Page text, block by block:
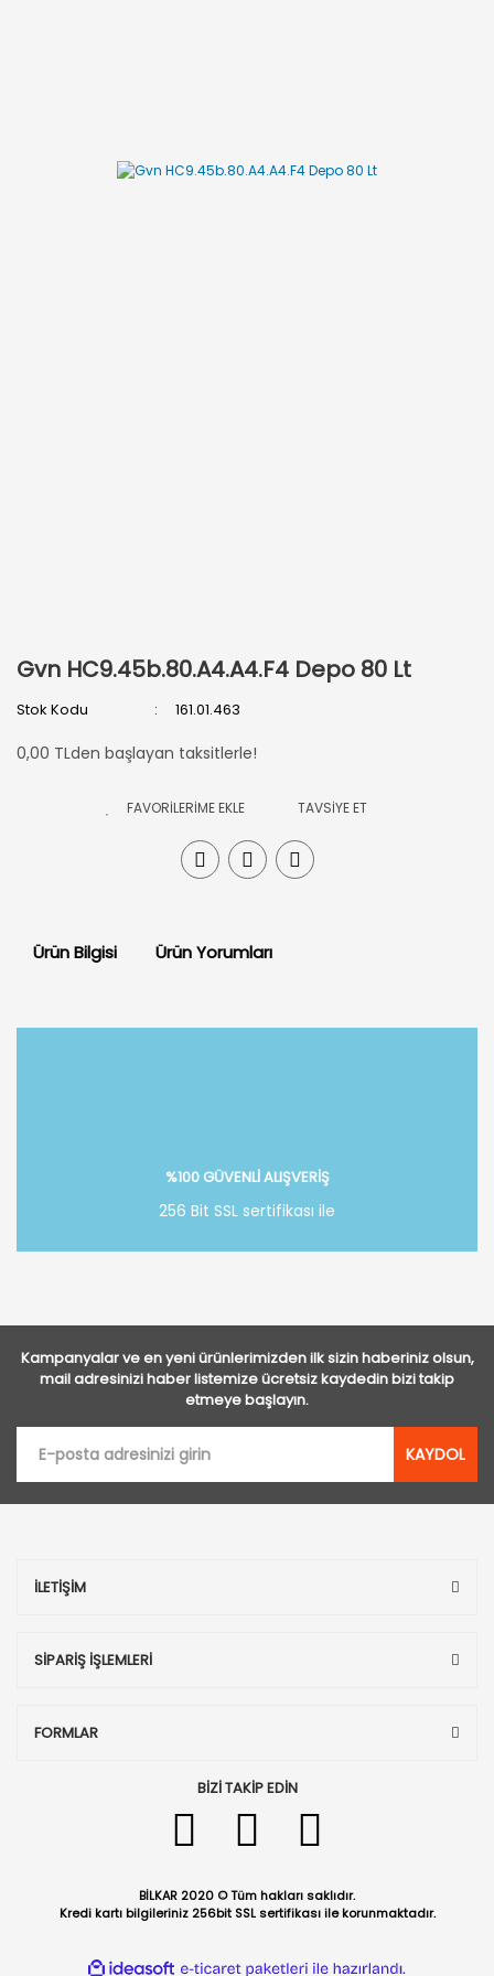
Gvn HC9.45b.80.A4.A4.F4 Depo 80 Lt
Stok Kodu 161.01.463
0,00 TLden başlayan taksitlerle!
TAVSİYE ET
Ürün Bilgisi Ürün Yorumları
%100 GÜVENLİ ALIŞVERİŞ
256 Bit SSL sertifikası ile
Kampanyalar ve en yeni ürünlerimizden ilk sizin haberiniz olsun,
mail adresinizi haber listemize ücretsiz kaydedin bizi takip
etmeye başlayın.
KAYDOL
İLETİŞİM
SİPARİŞ İŞLEMLERİ
FORMLAR
BİZİ TAKİP EDİN
BİLKAR 2020 © Tüm hakları saklıdır.
Kredi kartı bilgileriniz 256bit SSL sertifikası ile korunmaktadır.
ideasoft e-